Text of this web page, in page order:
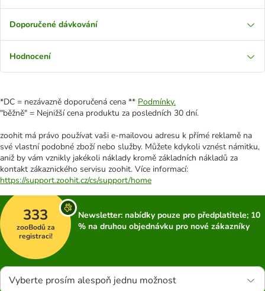
Doporučené dávkování
Hodnocení
*DC = nezávazně doporučená cena ** Podmínky.
"běžně" = Nejnižší cena produktu za posledních 30 dní.
zoohit má právo používat vaši e-mailovou adresu k přímé reklamě na
své vlastní podobné zboží nebo služby. Můžete kdykoli vznést námitku,
aniž by vám vznikly jakékoli náklady kromě základních nákladů za
kontakt zákaznického servisu zoohit. Více informací:
https://support.zoohit.cz/cs/support/home
333
zooBodů za
registraci!
Newsletter: nabídky pouze pro předplatitele; 10
% na druhou objednávku pro nové zákazníky
Vyberte prosím alespoň jednu možnost